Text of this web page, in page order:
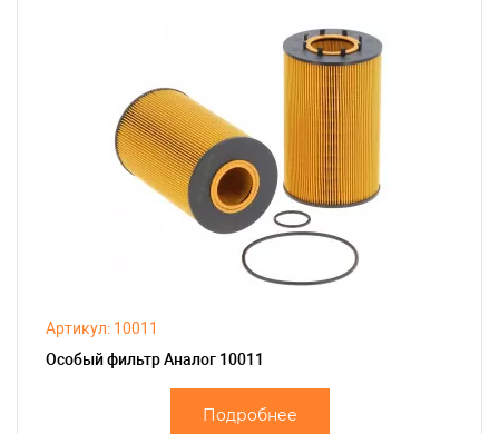
Артикул: 10011
Особый фильтр Аналог 10011
Подробнее